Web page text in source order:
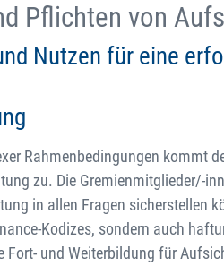
Pflichten von
Nutzen für eine
Rahmenbedingungen kommt
zu. Die Gremienmitglieder/-
in allen Fragen sicherstellen
Kodizes, sondern auch
Fort- und Weiterbildung für